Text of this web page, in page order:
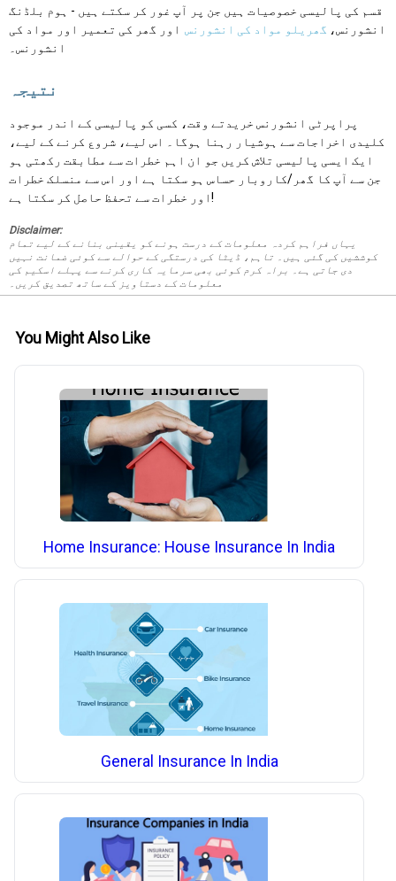
قسم کی پالیسی خصوصیات ہیں جن پر آپ غور کر سکتے ہیں - ہوم بلڈنگ
انشورنس، گھریلو مواد کی انشورنس اور گھر کی تعمیر اور مواد کی
انشورنس۔
نتیجہ
پراپرٹی انشورنس خریدتے وقت، کسی کو پالیسی کے اندر موجود
کلیدی اخراجات سے ہوشیار رہنا ہوگا۔ اس لیے، شروع کرنے کے لیے،
ایک ایسی پالیسی تلاش کریں جو ان اہم خطرات سے مطابقت رکھتی ہو
جن سے آپ کا گھر/کاروبار حساس ہو سکتا ہے اور اس سے منسلک خطرات
اور خطرات سے تحفظ حاصل کر سکتا ہے!
Disclaimer:
یہاں فراہم کردہ معلومات کے درست ہونے کو یقینی بنانے کے لیے تمام
کوششیں کی گئی ہیں۔ تاہم، ڈیٹا کی درستگی کے حوالے سے کوئی ضمانت نہیں
دی جاتی ہے۔ براہ کرم کوئی بھی سرمایہ کاری کرنے سے پہلے اسکیم کی
معلومات کے دستاویز کے ساتھ تصدیق کریں۔
You Might Also Like
Home Insurance: House Insurance In India
General Insurance In India